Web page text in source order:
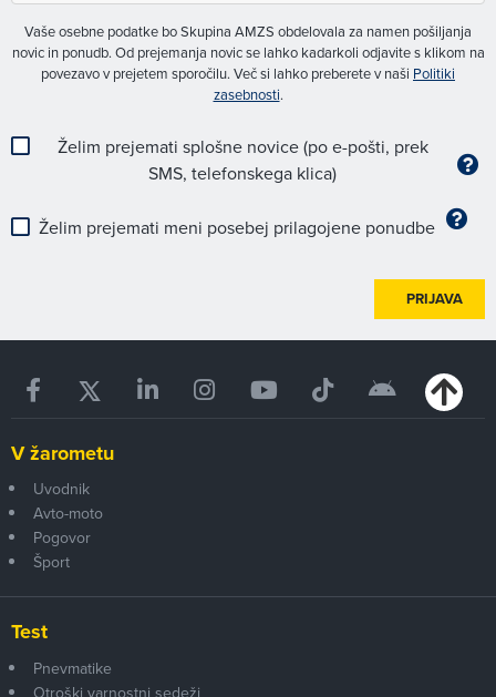
Vaše osebne podatke bo Skupina AMZS obdelovala za namen pošiljanja
novic in ponudb. Od prejemanja novic se lahko kadarkoli odjavite s klikom na
povezavo v prejetem sporočilu. Več si lahko preberete v naši Politiki
zasebnosti.
Želim prejemati splošne novice (po e-pošti, prek
SMS, telefonskega klica)
Želim prejemati meni posebej prilagojene ponudbe
PRIJAVA
V žarometu
Uvodnik
Avto-moto
Pogovor
Šport
Test
Pnevmatike